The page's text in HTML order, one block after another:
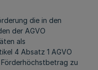
die in den
der AGVO
als
4 Absatz 1 AGVO
zu